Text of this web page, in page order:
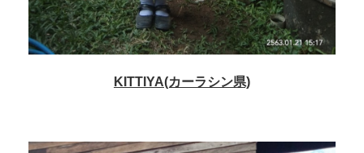
KITTIYA(カーラシン県)